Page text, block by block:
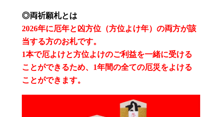
◎両祈願札とは
2026年に厄年と凶方位（方位よけ年）の両方が該
当する方のお札です。
1本で厄よけと方位よけのご利益を一緒に受ける
ことができるため、1年間の全ての厄災をよける
ことができます。